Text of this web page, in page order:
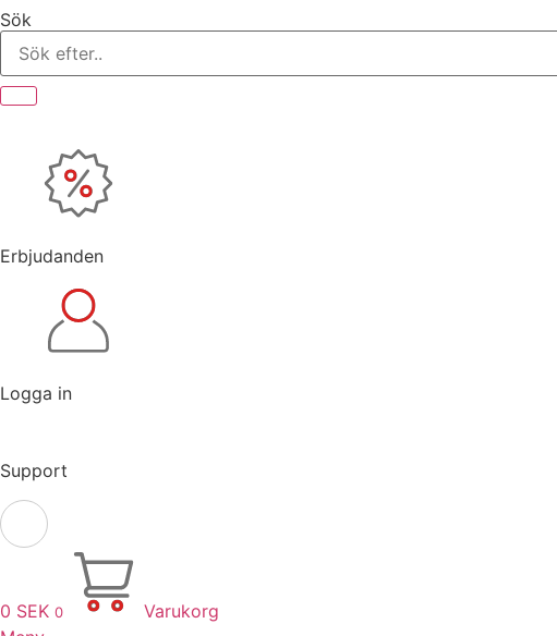
Sök
Erbjudanden
Logga in
Support
0 SEK 0
Varukorg